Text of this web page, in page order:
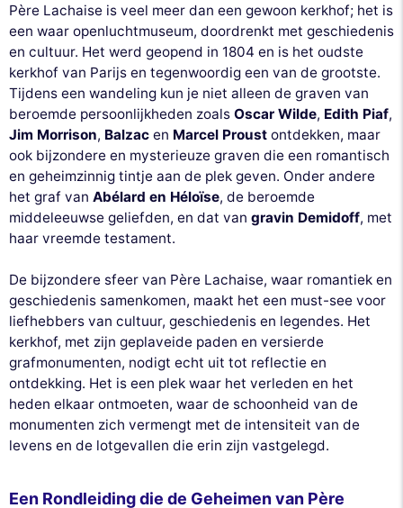
Père Lachaise is veel meer dan een gewoon kerkhof; het is
een waar openluchtmuseum, doordrenkt met geschiedenis
en cultuur. Het werd geopend in 1804 en is het oudste
kerkhof van Parijs en tegenwoordig een van de grootste.
Tijdens een wandeling kun je niet alleen de graven van
beroemde persoonlijkheden zoals Oscar Wilde, Edith Piaf,
Jim Morrison, Balzac en Marcel Proust ontdekken, maar
ook bijzondere en mysterieuze graven die een romantisch
en geheimzinnig tintje aan de plek geven. Onder andere
het graf van Abélard en Héloïse, de beroemde
middeleeuwse geliefden, en dat van gravin Demidoff, met
haar vreemde testament.
De bijzondere sfeer van Père Lachaise, waar romantiek en
geschiedenis samenkomen, maakt het een must-see voor
liefhebbers van cultuur, geschiedenis en legendes. Het
kerkhof, met zijn geplaveide paden en versierde
grafmonumenten, nodigt echt uit tot reflectie en
ontdekking. Het is een plek waar het verleden en het
heden elkaar ontmoeten, waar de schoonheid van de
monumenten zich vermengt met de intensiteit van de
levens en de lotgevallen die erin zijn vastgelegd.
Een Rondleiding die de Geheimen van Père